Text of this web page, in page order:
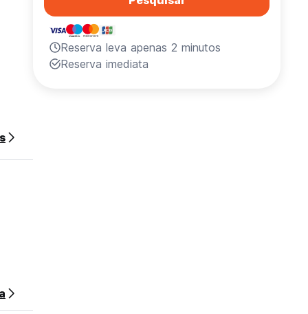
Reserva leva apenas 2 minutos
Reserva imediata